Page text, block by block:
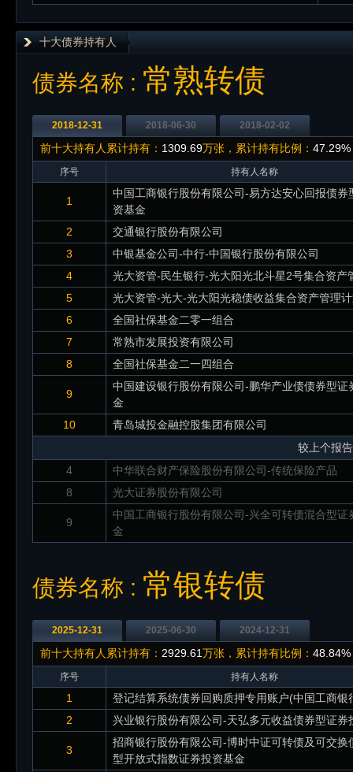
十大债券持有人
债券名称 : 常熟转债
2018-12-31 2018-06-30 2018-02-02
前十大持有人累计持有： 1309.69万张，累计持有比例： 47.29%
序号 持有人名称
1
中国工商银行股份有限公司-易方达安心回报债券
资基金
2
交通银行股份有限公司
3
中银基金公司-中行-中国银行股份有限公司
4
光大资管-民生银行-光大阳光北斗星2号集合资产
5
光大资管-光大-光大阳光稳债收益集合资产管理
6
全国社保基金二零一组合
7
常熟市发展投资有限公司
8
全国社保基金二一四组合
9
中国建设银行股份有限公司-鹏华产业债债券型证
金
10
青岛城投金融控股集团有限公司
较上个报
4
中华联合财产保险股份有限公司-传统保险产品
8
光大证券股份有限公司
9
中国工商银行股份有限公司-兴全可转债混合型证
金
债券名称 : 常银转债
2025-12-31 2025-06-30 2024-12-31
前十大持有人累计持有： 2929.61万张，累计持有比例： 48.84%
序号 持有人名称
1
登记结算系统债券回购质押专用账户(中国工商银
2
兴业银行股份有限公司-天弘多元收益债券型证券
3
招商银行股份有限公司-博时中证可转债及可交换
型开放式指数证券投资基金